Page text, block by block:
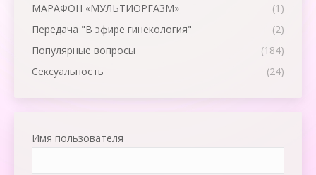
МАРАФОН «МУЛЬТИОРГАЗМ»
(1)
Передача "В эфире гинекология"
(2)
Популярные вопросы
(184)
Сексуальность
(24)
Имя пользователя